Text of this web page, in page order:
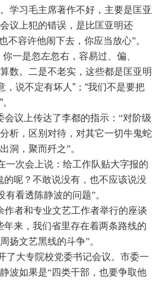
学习毛主席著作不好，主要是匡亚
议上犯的错误，是比匡亚明还
不容许他闹下去，你应当放心”。
一是忽左忽右，容易过、偏、
数。二是不老实，这些都是匡亚明
，说不定有坏人”；“我们不是要把
会议上传达了李都的指示：“对阶级
析，区别对待，对其它一切牛鬼蛇
洞，聚而歼之”。
一次会上说：给工作队贴大字报的
的呢？不敢说没有，也不应该说没
有看透陈静波的问题”。
作者和专业文艺工作者举行的座谈
年来，我们省里存在着两条路线的
周扬文艺黑线的斗争”。
了大专院校党委书记会议。市委一
波如果是“四类干部，也要争取他